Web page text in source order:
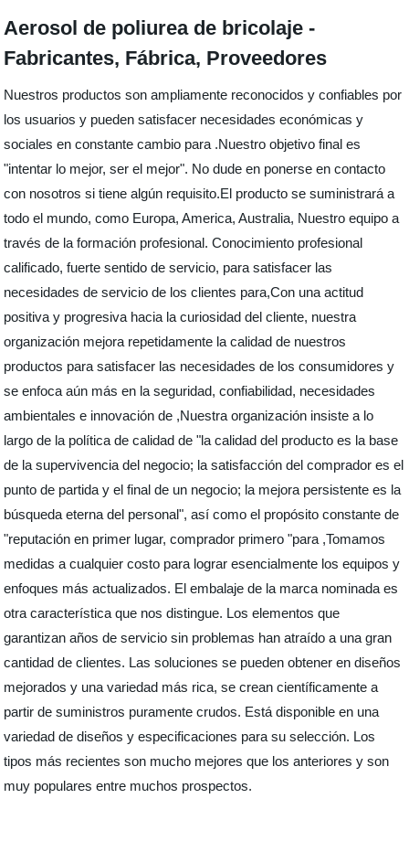
Aerosol de poliurea de bricolaje -
Fabricantes, Fábrica, Proveedores
Nuestros productos son ampliamente reconocidos y confiables por
los usuarios y pueden satisfacer necesidades económicas y
sociales en constante cambio para .Nuestro objetivo final es
"intentar lo mejor, ser el mejor". No dude en ponerse en contacto
con nosotros si tiene algún requisito.El producto se suministrará a
todo el mundo, como Europa, America, Australia, Nuestro equipo a
través de la formación profesional. Conocimiento profesional
calificado, fuerte sentido de servicio, para satisfacer las
necesidades de servicio de los clientes para,Con una actitud
positiva y progresiva hacia la curiosidad del cliente, nuestra
organización mejora repetidamente la calidad de nuestros
productos para satisfacer las necesidades de los consumidores y
se enfoca aún más en la seguridad, confiabilidad, necesidades
ambientales e innovación de ,Nuestra organización insiste a lo
largo de la política de calidad de "la calidad del producto es la base
de la supervivencia del negocio; la satisfacción del comprador es el
punto de partida y el final de un negocio; la mejora persistente es la
búsqueda eterna del personal", así como el propósito constante de
"reputación en primer lugar, comprador primero "para ,Tomamos
medidas a cualquier costo para lograr esencialmente los equipos y
enfoques más actualizados. El embalaje de la marca nominada es
otra característica que nos distingue. Los elementos que
garantizan años de servicio sin problemas han atraído a una gran
cantidad de clientes. Las soluciones se pueden obtener en diseños
mejorados y una variedad más rica, se crean científicamente a
partir de suministros puramente crudos. Está disponible en una
variedad de diseños y especificaciones para su selección. Los
tipos más recientes son mucho mejores que los anteriores y son
muy populares entre muchos prospectos.